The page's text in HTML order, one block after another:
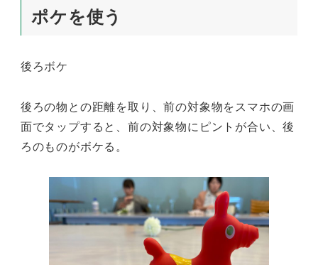
ポケを使う
後ろボケ
後ろの物との距離を取り、前の対象物をスマホの画
面でタップすると、前の対象物にピントが合い、後
ろのものがボケる。